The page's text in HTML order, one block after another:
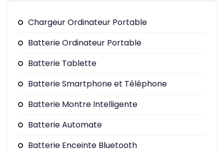
Chargeur Ordinateur Portable
Batterie Ordinateur Portable
Batterie Tablette
Batterie Smartphone et Téléphone
Batterie Montre Intelligente
Batterie Automate
Batterie Enceinte Bluetooth